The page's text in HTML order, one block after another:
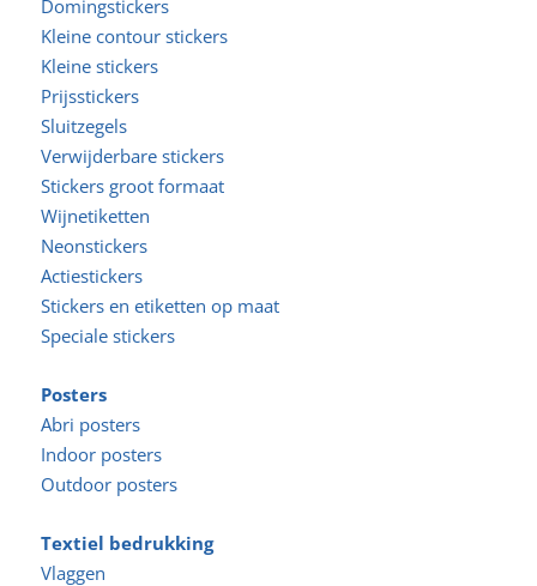
Domingstickers
Kleine contour stickers
Kleine stickers
Prijsstickers
Sluitzegels
Verwijderbare stickers
Stickers groot formaat
Wijnetiketten
Neonstickers
Actiestickers
Stickers en etiketten op maat
Speciale stickers
Posters
Abri posters
Indoor posters
Outdoor posters
Textiel bedrukking
Vlaggen